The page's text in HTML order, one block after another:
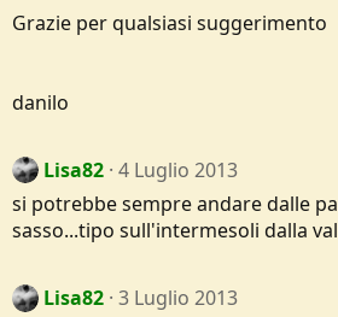
Grazie per qualsiasi suggerimento
danilo
Lisa82 4 Luglio 2013
si potrebbe sempre andare dalle
sasso...tipo sull'intermesoli dalla
Lisa82 3 Luglio 2013